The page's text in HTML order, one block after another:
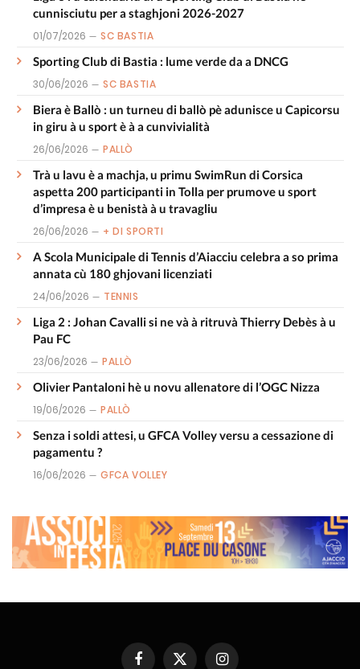
cunnisciutu per a staghjoni 2026-2027
01/07/2026 SC BASTIA
Sporting Club di Bastia : lume verde da a DNCG
30/06/2026 SC BASTIA
Biera è Ballò : un turneu di ballò pè adunisce u Capicorsu
in giru à u sport è à a cunvivialità
26/06/2026 PALLÒ
Trà u lavu è a machja, u primu SwimRun di Corsica
aspetta 200 participanti in Tolla per prumove u sport
d’impresa è u benistà à u travagliu
26/06/2026 + DI SPORTI
A Scola Municipale di Tennis d’Aiacciu celebra a so prima
annata cù 180 ghjovani licenziati
24/06/2026 TENNIS
Liga 2 : Johan Cavalli si ne và à ritruvà Thierry Debès à u
Pau FC
23/06/2026 PALLÒ
Olivier Pantaloni hè u novu allenatore di l’OGC Nizza
19/06/2026 PALLÒ
Senza i soldi attesi, u GFCA Volley versu a cessazione di
pagamentu ?
16/06/2026 GFCA VOLLEY
FacebookX Instagram